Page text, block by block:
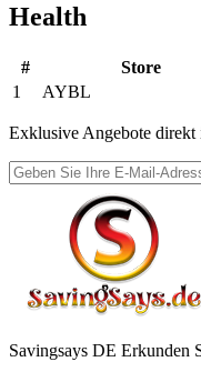
Health
# Store
1
AYBL
Exklusive Angebote direkt
Savingsays DE Erkunden